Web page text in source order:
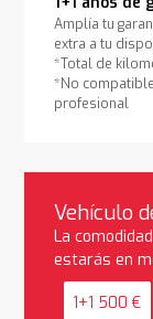
Amplía tu
extra a tu
*Total de
*No
profesional
Vehículo
La
estarás en
1+1 500 €